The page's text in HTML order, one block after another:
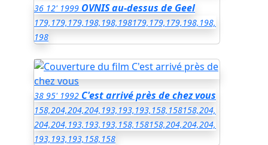
36 12' 1999 OVNIS au-dessus de Geel
179,179,179,198,198,198179,179,179,198,198,
198
38 95' 1992 C'est arrivé près de chez vous
158,204,204,204,193,193,193,158,158158,204,
204,204,193,193,193,158,158158,204,204,204,
193,193,193,158,158